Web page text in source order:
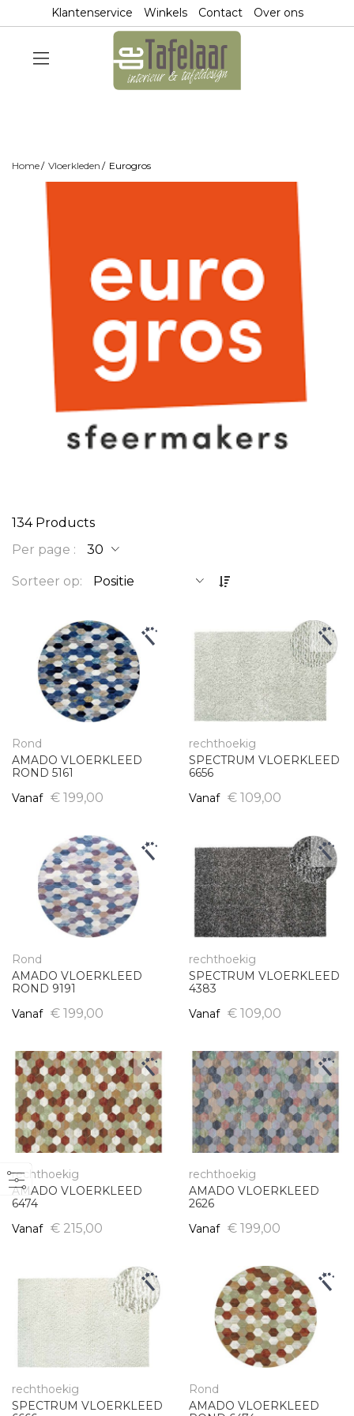
Klantenservice Winkels Contact Over ons
Home Vloerkleden Eurogros
134Products
Per page
Sorteer op
O
p
e
n
d
s
r
e
n
Rond
AMADO VLOERKLEED
ROND 5161
Vanaf € 199,00
rechthoekig
SPECTRUM VLOERKLEED
6656
Vanaf € 109,00
Rond
AMADO VLOERKLEED
ROND 9191
Vanaf € 199,00
rechthoekig
SPECTRUM VLOERKLEED
4383
Vanaf € 109,00
rechthoekig
AMADO VLOERKLEED
6474
Vanaf € 215,00
rechthoekig
AMADO VLOERKLEED
2626
Vanaf € 199,00
rechthoekig
SPECTRUM VLOERKLEED
Rond
AMADO VLOERKLEED